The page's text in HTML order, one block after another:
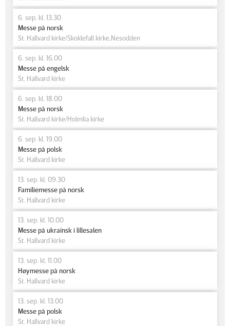
6. sep. kl. 13.30
Messe på norsk
St. Hallvard kirke/Skoklefall kirke,Nesodden
6. sep. kl. 16.00
Messe på engelsk
St. Hallvard kirke
6. sep. kl. 18.00
Messe på norsk
St. Hallvard kirke/Holmlia kirke
6. sep. kl. 19.00
Messe på polsk
St. Hallvard kirke
13. sep. kl. 09.30
Familiemesse på norsk
St. Hallvard kirke
13. sep. kl. 10.00
Messe på ukrainsk i lillesalen
St. Hallvard kirke
13. sep. kl. 11.00
Høymesse på norsk
St. Hallvard kirke
13. sep. kl. 13.00
Messe på polsk
St. Hallvard kirke